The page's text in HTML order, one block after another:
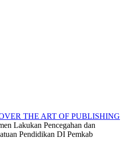
THE ART OF PUBLISHING
Lakukan Pencegahan dan
Pendidikan DI Pemkab